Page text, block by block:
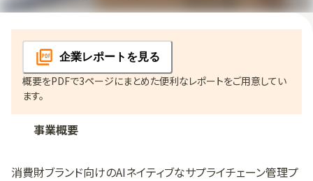
企業レポート を見る
概要をPDFで3ページにまとめた便利なレポートをご用意してい
ます。
事業概要
消費財ブランド向けのAIネイティブなサプライチェーン管理プ